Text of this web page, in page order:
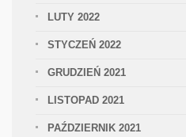
LUTY 2022
STYCZEŃ 2022
GRUDZIEŃ 2021
LISTOPAD 2021
PAŹDZIERNIK 2021